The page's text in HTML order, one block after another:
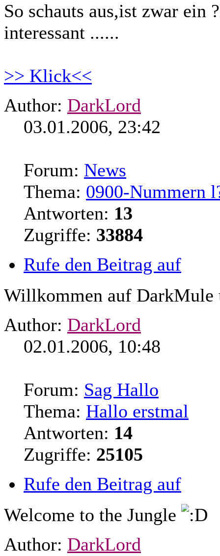
So schauts aus,ist zwar ein
interessant ......
>> Klick<<
Author: DarkLord
03.01.2006, 23:42
Forum: News
Thema: 0900-Nummern
Antworten: 13
Zugriffe: 33884
Rufe den Beitrag auf
Willkommen auf DarkMule
Author: DarkLord
02.01.2006, 10:48
Forum: Sag Hallo
Thema: Hallo erstmal
Antworten: 14
Zugriffe: 25105
Rufe den Beitrag auf
Welcome to the Jungle
Author: DarkLord